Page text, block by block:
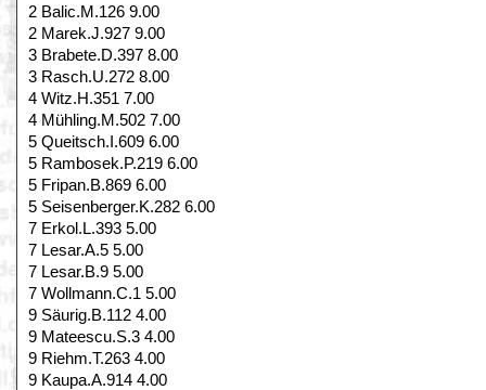
2 Balic.M.126 9.00
2 Marek.J.927 9.00
3 Brabete.D.397 8.00
3 Rasch.U.272 8.00
4 Witz.H.351 7.00
4 Mühling.M.502 7.00
5 Queitsch.I.609 6.00
5 Rambosek.P.219 6.00
5 Fripan.B.869 6.00
5 Seisenberger.K.282 6.00
7 Erkol.L.393 5.00
7 Lesar.A.5 5.00
7 Lesar.B.9 5.00
7 Wollmann.C.1 5.00
9 Säurig.B.112 4.00
9 Mateescu.S.3 4.00
9 Riehm.T.263 4.00
9 Kaupa.A.914 4.00